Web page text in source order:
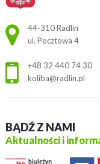
Adres pocztowy:
44-310 Radlin
ul. Pocztowa 4
+48 32 440 74 30
koliba@radlin.pl
BĄDŹ Z NAMI
Aktualności i